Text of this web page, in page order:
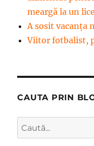
meargă la un
A sosit vacanța
Viitor fotbalist,
CAUTA PRIN
Caută
după: